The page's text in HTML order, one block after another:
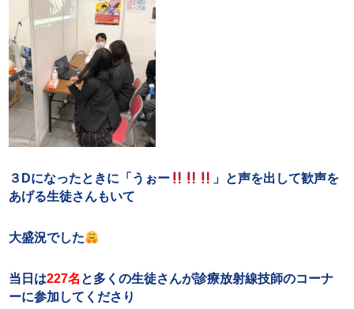
３Dになったときに「うぉー
」と声を出して歓声を
あげる生徒さんもいて
大盛況でした
当日は227名 と多くの生徒さんが診療放射線技師のコーナ
ーに参加してくださり